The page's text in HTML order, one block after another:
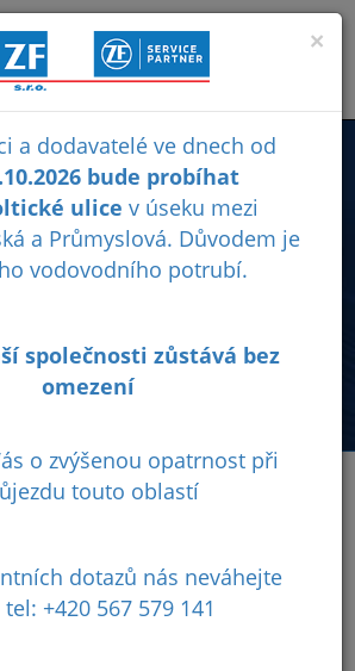
STROJE
náprav, dodávky originálních
stavební stroje a autojeřáby značek
×
a dodavatelé ve dnech od
bude probíhat
ulice v úseku mezi
a Průmyslová. Důvodem je
vodovodního potrubí.
společnosti zůstává bez
omezení
o zvýšenou opatrnost při
touto oblastí
dotazů nás neváhejte
+420 567 579 141